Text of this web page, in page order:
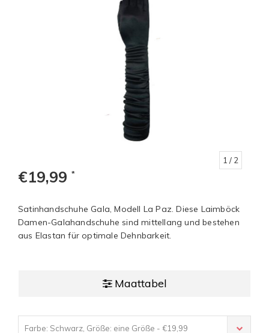
1 / 2
€19,99 *
Satinhandschuhe Gala, Modell La Paz. Diese Laimböck
Damen-Galahandschuhe sind mittellang und bestehen
aus Elastan für optimale Dehnbarkeit.
Maattabel
Farbe: Schwarz, Größe: eine Größe - €19,99